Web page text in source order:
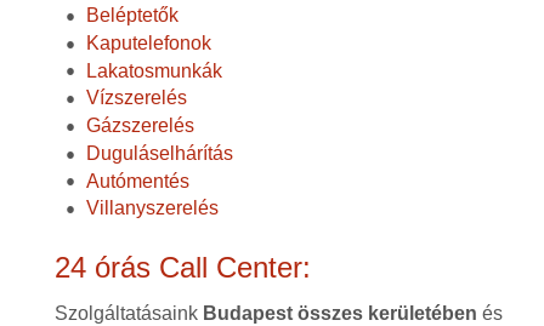
Beléptetők
Kaputelefonok
Lakatosmunkák
Vízszerelés
Gázszerelés
Duguláselhárítás
Autómentés
Villanyszerelés
24 órás Call Center:
Szolgáltatásaink Budapest összes kerületében és